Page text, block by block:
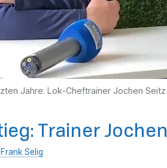
Jahre: Lok-Cheftrainer Jochen
Trainer
Frank Selig